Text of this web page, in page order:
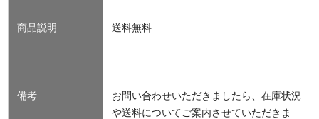
商品説明 送料無料
備考
お問い合わせいただきましたら、在庫状況
や送料についてご案内させていただきま